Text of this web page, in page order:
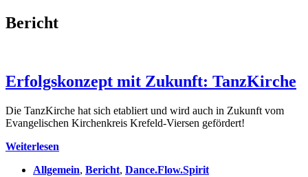
Bericht
Erfolgskonzept mit Zukunft: TanzKirche
Die TanzKirche hat sich etabliert und wird auch in Zukunft vom
Evangelischen Kirchenkreis Krefeld-Viersen gefördert!
Weiterlesen
Zukunft:
Allgemein, Bericht, Dance.Flow.Spirit